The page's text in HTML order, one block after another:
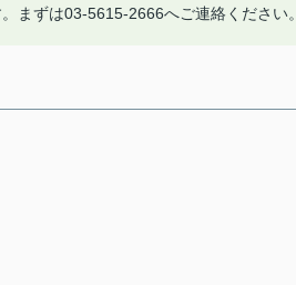
まずは03-5615-2666へご連絡ください。